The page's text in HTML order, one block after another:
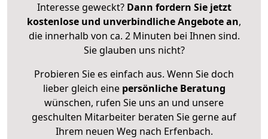
Interesse geweckt? Dann fordern Sie jetzt
kostenlose und unverbindliche Angebote an,
die innerhalb von ca. 2 Minuten bei Ihnen sind.
Sie glauben uns nicht?
Probieren Sie es einfach aus. Wenn Sie doch
lieber gleich eine persönliche Beratung
wünschen, rufen Sie uns an und unsere
geschulten Mitarbeiter beraten Sie gerne auf
Ihrem neuen Weg nach Erfenbach.